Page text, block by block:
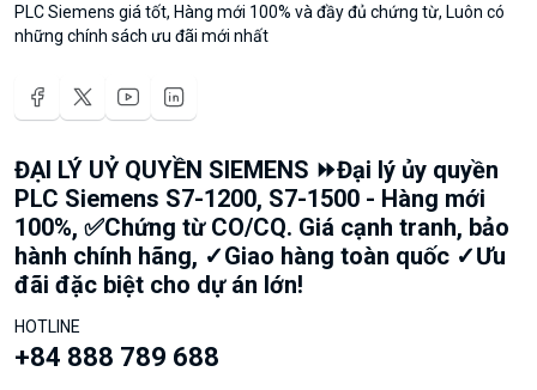
PLC Siemens giá tốt, Hàng mới 100% và đầy đủ chứng từ, Luôn có
những chính sách ưu đãi mới nhất
ĐẠI LÝ UỶ QUYỀN SIEMENS ⏩Đại lý ủy quyền
PLC Siemens S7-1200, S7-1500 - Hàng mới
100%, ✅Chứng từ CO/CQ. Giá cạnh tranh, bảo
hành chính hãng, ✓Giao hàng toàn quốc ✓Ưu
đãi đặc biệt cho dự án lớn!
HOTLINE
+84 888 789 688